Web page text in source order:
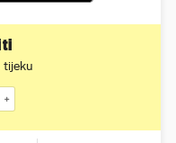
tijeku